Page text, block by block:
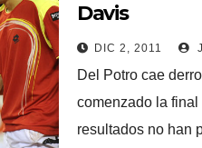
Davis
DIC 2, 2011
Del Potro cae
comenzado la
resultados no han